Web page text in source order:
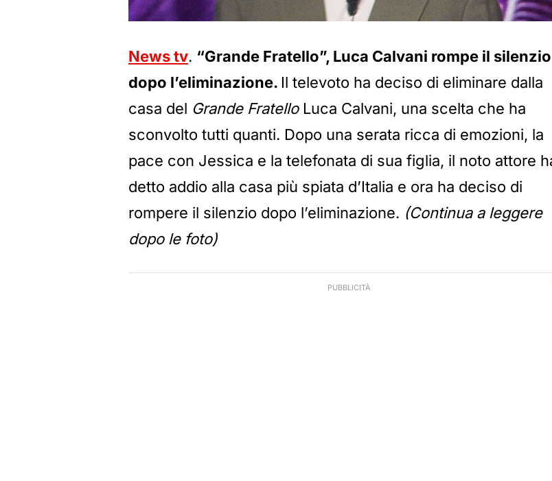
News tv. “Grande Fratello”, Luca Calvani rompe il silenzio
dopo l’eliminazione. Il televoto ha deciso di eliminare dalla
casa del Grande FratelloLuca Calvani, una scelta che ha
sconvolto tutti quanti. Dopo una serata ricca di emozioni, la
pace con Jessica e la telefonata di sua figlia, il noto attore
detto addio alla casa più spiata d’Italia e ora ha deciso di
rompere il silenzio dopo l’eliminazione. (Continua a leggere
dopo le foto)